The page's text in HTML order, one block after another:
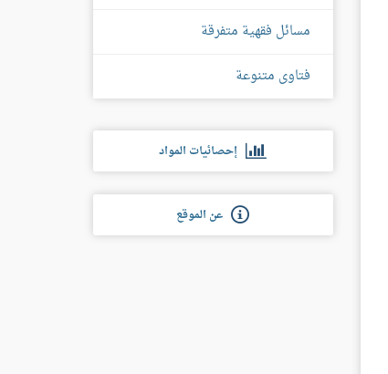
مسائل فقهية متفرقة
فتاوى متنوعة
إحصائيات المواد
عن الموقع